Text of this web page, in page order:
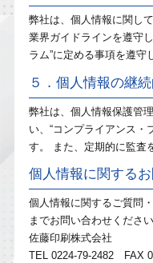
弊社は、個人情報に関し
業界ガイドラインを遵守
ラム”に定める事項を遵守
５．個人情報の継
弊社は、個人情報保護管
い、“コンプライアンス・
す。 また、定期的に監査
個人情報に関する
個人情報に関するご質問
までお問い合わせください
佐藤印刷株式会社
TEL 0224-79-2482 FAX